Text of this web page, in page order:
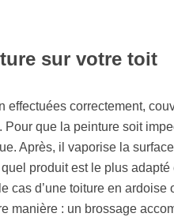
sur votre toit
effectuées correctement,
que la peinture soit
Après, il vaporise la
produit est le plus
cas d’une toiture en ardoise
manière : un brossage